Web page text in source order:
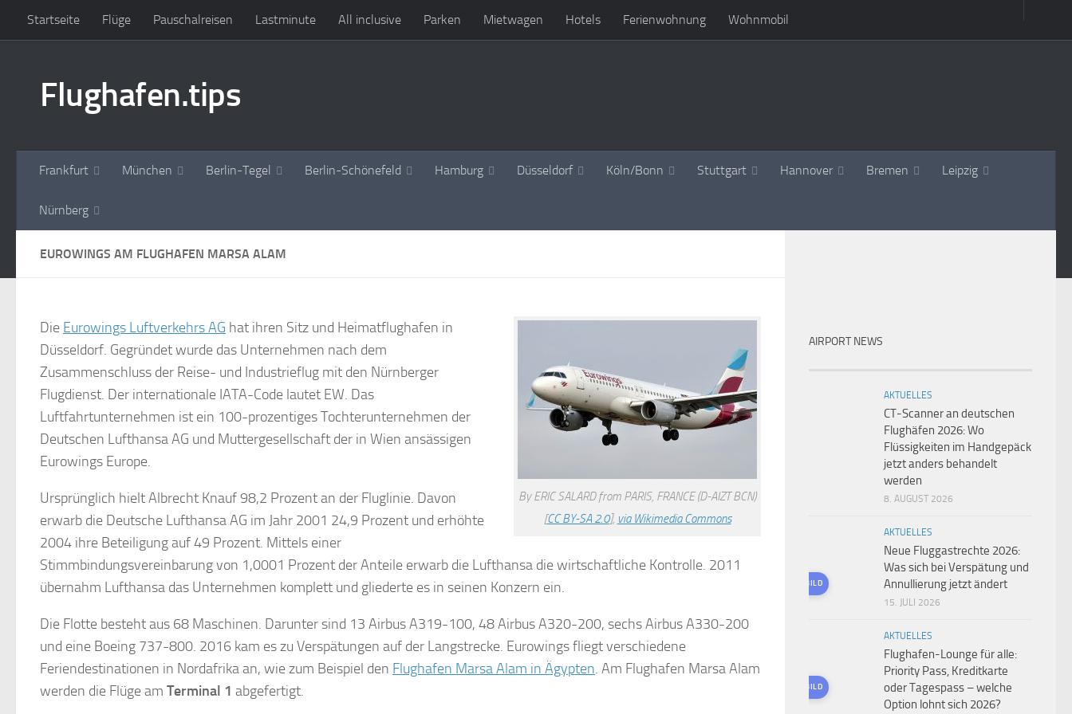
Zum Inhalt springen
Startseite Flüge Pauschalreisen Lastminute All inclusive Parken Mietwagen Hotels Ferienwohnung Wohnmobil
Flughafen.tips
Frankfurt München Berlin-Tegel Berlin-Schönefeld Hamburg Düsseldorf Köln/Bonn Stuttgart Hannover Bremen Leipzig
Nürnberg
EUROWINGS AM FLUGHAFEN MARSA ALAM
By ERIC SALARD from PARIS, FRANCE (D-AIZT BCN)
[CC BY-SA 2.0], via Wikimedia Commons
Die Eurowings Luftverkehrs AG hat ihren Sitz und Heimatflughafen in
Düsseldorf. Gegründet wurde das Unternehmen nach dem
Zusammenschluss der Reise- und Industrieflug mit den Nürnberger
Flugdienst. Der internationale IATA-Code lautet EW. Das
Luftfahrtunternehmen ist ein 100-prozentiges Tochterunternehmen der
Deutschen Lufthansa AG und Muttergesellschaft der in Wien ansässigen
Eurowings Europe.
Ursprünglich hielt Albrecht Knauf 98,2 Prozent an der Fluglinie. Davon
erwarb die Deutsche Lufthansa AG im Jahr 2001 24,9 Prozent und erhöhte
2004 ihre Beteiligung auf 49 Prozent. Mittels einer
Stimmbindungsvereinbarung von 1,0001 Prozent der Anteile erwarb die Lufthansa die wirtschaftliche Kontrolle. 2011
übernahm Lufthansa das Unternehmen komplett und gliederte es in seinen Konzern ein.
Die Flotte besteht aus 68 Maschinen. Darunter sind 13 Airbus A319-100, 48 Airbus A320-200, sechs Airbus A330-200
und eine Boeing 737-800. 2016 kam es zu Verspätungen auf der Langstrecke. Eurowings fliegt verschiedene
Feriendestinationen in Nordafrika an, wie zum Beispiel den Flughafen Marsa Alam in Ägypten. Am Flughafen Marsa Alam
werden die Flüge am Terminal 1 abgefertigt.
AIRPORT NEWS
AKTUELLES
CT-Scanner an deutschen
Flughäfen 2026: Wo
Flüssigkeiten im Handgepäck
jetzt anders behandelt
werden
8. AUGUST 2026
KI-GENERIERTES BILD
AKTUELLES
Neue Fluggastrechte 2026:
Was sich bei Verspätung und
Annullierung jetzt ändert
15. JULI 2026
KI-GENERIERTES BILD
AKTUELLES
Flughafen-Lounge für alle:
Priority Pass, Kreditkarte
oder Tagespass – welche
Option lohnt sich 2026?